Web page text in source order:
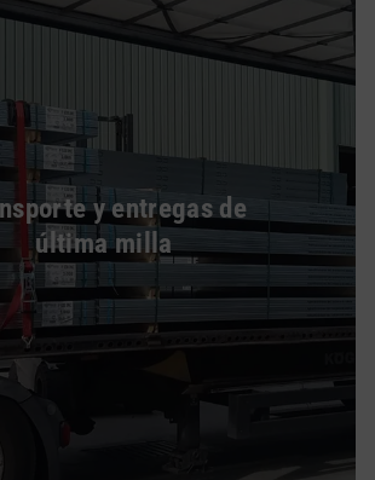
y entregas de
última milla